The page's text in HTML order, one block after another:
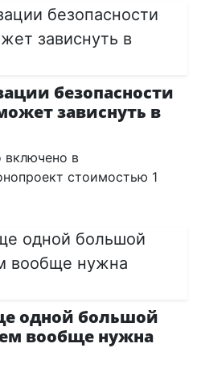
безопасности
зависнуть в
включено в
стоимостью 1
одной большой
вообще нужна